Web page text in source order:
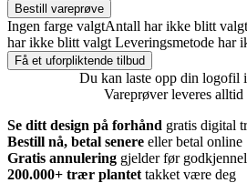
Bestill vareprøve
Ingen farge valgtAntall har ikke blitt
har ikke blitt valgt Leveringsmetode har
Få et uforpliktende tilbud
Du kan laste opp din logofil
Vareprøver leveres
Se ditt design på forhånd gratis digital
Bestill nå, betal senere eller betal online
Gratis annulering gjelder før
200.000+ trær plantet takket være deg